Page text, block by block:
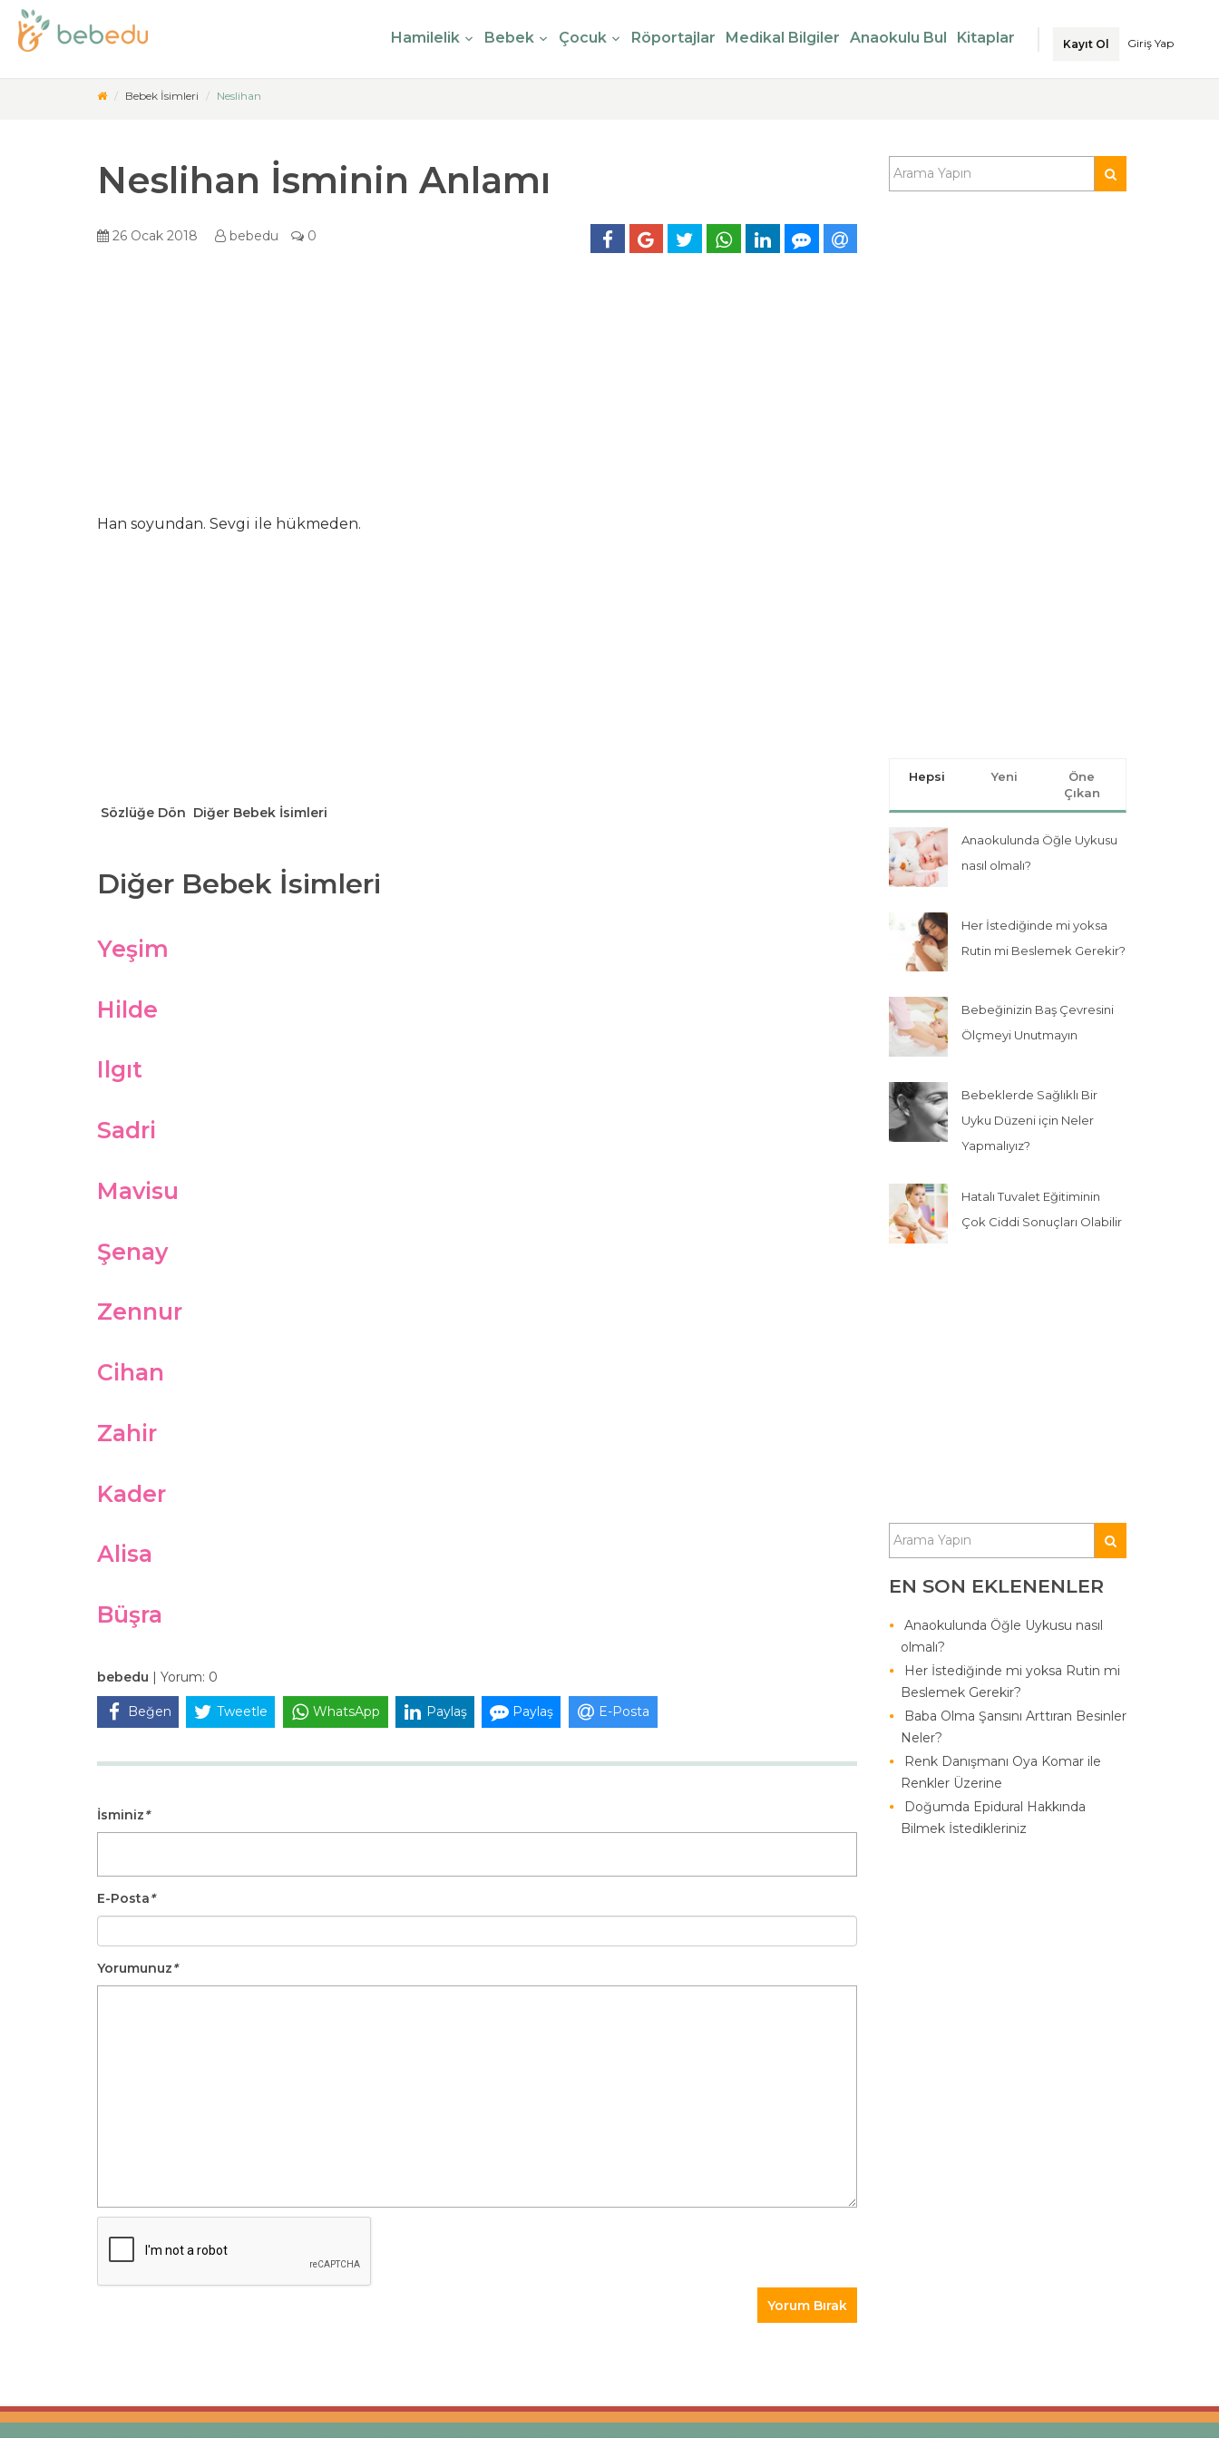
Hamilelik Bebek Çocuk Röportajlar Medikal Bilgiler Anaokulu Bul Kitaplar Kayıt Ol Giriş Yap
Bebek İsimleri Neslihan
Neslihan İsminin Anlamı
26 Ocak 2018 bebedu 0
Han soyundan. Sevgi ile hükmeden.
Sözlüğe Dön Diğer Bebek İsimleri
Diğer Bebek İsimleri
Yeşim
Hilde
Ilgıt
Sadri
Mavisu
Şenay
Zennur
Cihan
Zahir
Kader
Alisa
Büşra
bebedu | Yorum: 0
Beğen Tweetle WhatsApp Paylaş Paylaş E-Posta
İsminiz*
E-Posta*
Yorumunuz*
Hepsi Yeni
Öne
Çıkan
Anaokulunda Öğle Uykusu
nasıl olmalı?
Her İstediğinde mi yoksa
Rutin mi Beslemek Gerekir?
Bebeğinizin Baş Çevresini
Ölçmeyi Unutmayın
Bebeklerde Sağlıklı Bir
Uyku Düzeni için Neler
Yapmalıyız?
Hatalı Tuvalet Eğitiminin
Çok Ciddi Sonuçları Olabilir
EN SON EKLENENLER
Anaokulunda Öğle Uykusu nasıl
olmalı?
Her İstediğinde mi yoksa Rutin mi
Beslemek Gerekir?
Baba Olma Şansını Arttıran Besinler
Neler?
Renk Danışmanı Oya Komar ile
Renkler Üzerine
Doğumda Epidural Hakkında
Bilmek İstedikleriniz